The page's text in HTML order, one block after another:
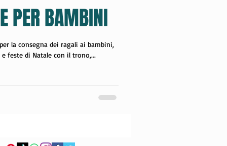
PER BAMBINI
la consegna dei ragali ai bambini,
feste di Natale con il trono,...